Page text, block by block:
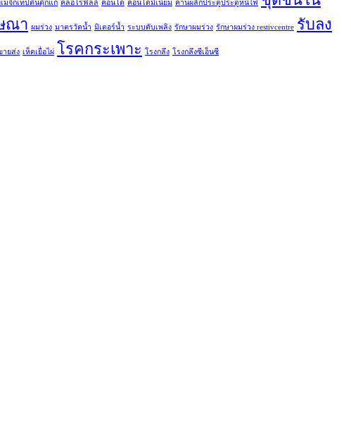
มจิกเทปตีนตุ๊กแก คลอโรฟิลล์ คอนโด คอนโดมิเนียม คานผลักประตูประตูหนีไฟ
ณา ผมร่วง มาตรวัดน้ำ มิเตอร์น้ำ ระบบดับเพลิง รักษาผมร่วง รักษาผมร่วง restivcentre รับลง
ายส่ง เห็ดเยื่อไผ่ โรคกระเพาะ โรงกลึง โรงกลึงซีเอ็นซี